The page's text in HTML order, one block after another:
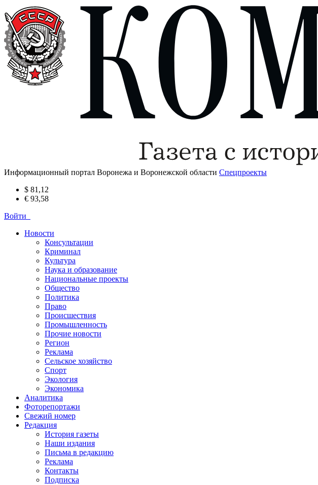
Информационный портал Воронежа и Воронежской области Спецпроекты
$ 81,12
€ 93,58
Войти
Новости
Консультации
Криминал
Культура
Наука и образование
Национальные проекты
Общество
Политика
Право
Происшествия
Промышленность
Прочие новости
Регион
Реклама
Сельское хозяйство
Спорт
Экология
Экономика
Аналитика
Фоторепортажи
Свежий номер
Редакция
История газеты
Наши издания
Письма в редакцию
Реклама
Контакты
Подписка